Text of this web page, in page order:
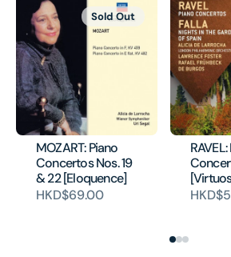
MOZART: Piano
Concertos Nos. 19
& 22 [Eloquence]
HKD$69.00
Sold Out